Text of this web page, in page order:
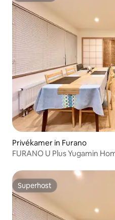
Privékamer in Furano
FURANO U Plus Yugamin
parkeerplaats
Superhost
Superhost